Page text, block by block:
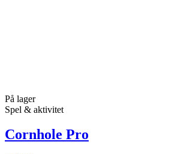
På lager
Spel & aktivitet
Cornhole Pro